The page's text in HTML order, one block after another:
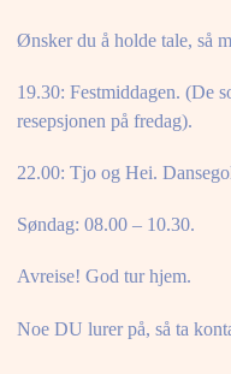
Ønsker du å holde tale, så
19.30: Festmiddagen. (De
resepsjonen på fredag).
22.00: Tjo og Hei.
Søndag: 08.00 – 10.30.
Avreise! God tur hjem.
Noe DU lurer på, så ta